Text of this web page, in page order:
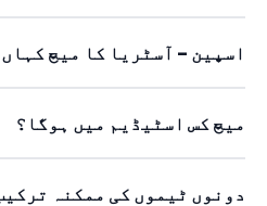
اسپین – آسٹریا کا میچ
میچ کس اسٹیڈیم میں ہوگا؟
دونوں ٹیموں کی ممکنہ